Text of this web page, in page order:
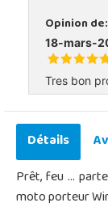
Opinion de:
18-mars-
Tres bon
Détails
Prêt, feu ...
moto porteur